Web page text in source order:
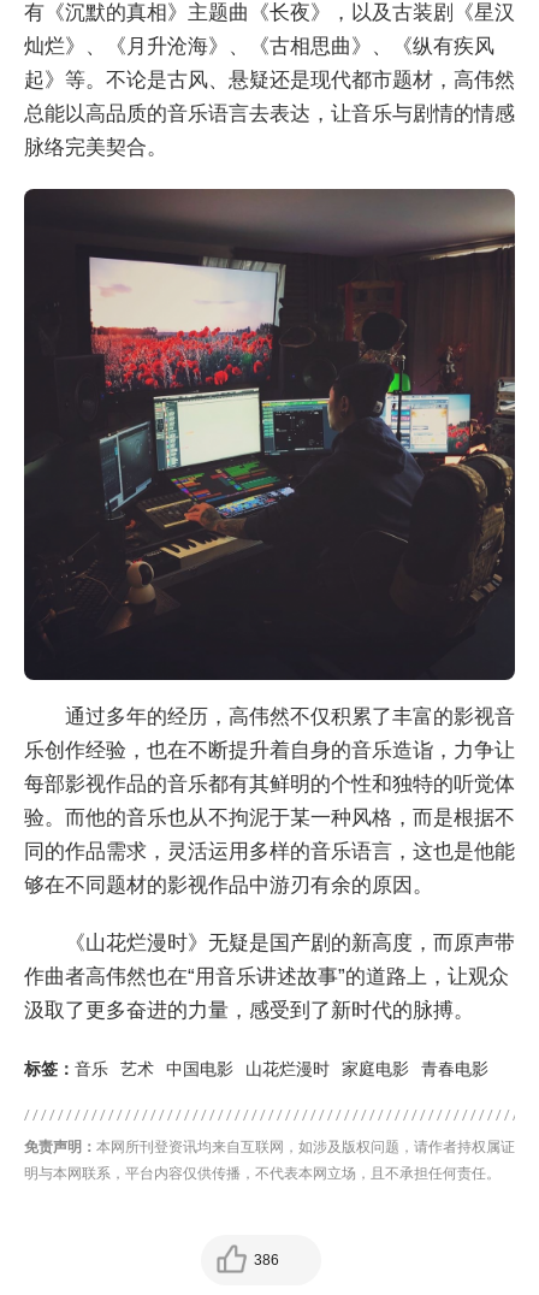
有《沉默的真相》主题曲《长夜》，以及古装剧《星汉
灿烂》、《月升沧海》、《古相思曲》、《纵有疾风
起》等。不论是古风、悬疑还是现代都市题材，高伟然
总能以高品质的音乐语言去表达，让音乐与剧情的情感
脉络完美契合。
通过多年的经历，高伟然不仅积累了丰富的影视音
乐创作经验，也在不断提升着自身的音乐造诣，力争让
每部影视作品的音乐都有其鲜明的个性和独特的听觉体
验。而他的音乐也从不拘泥于某一种风格，而是根据不
同的作品需求，灵活运用多样的音乐语言，这也是他能
够在不同题材的影视作品中游刃有余的原因。
《山花烂漫时》无疑是国产剧的新高度，而原声带
作曲者高伟然也在“用音乐讲述故事”的道路上，让观众
汲取了更多奋进的力量，感受到了新时代的脉搏。
标签： 音乐 艺术 中国电影 山花烂漫时 家庭电影 青春电影
免责声明： 本网所刊登资讯均来自互联网，如涉及版权问题，请作者持权属证
明与本网联系，平台内容仅供传播，不代表本网立场，且不承担任何责任。
386